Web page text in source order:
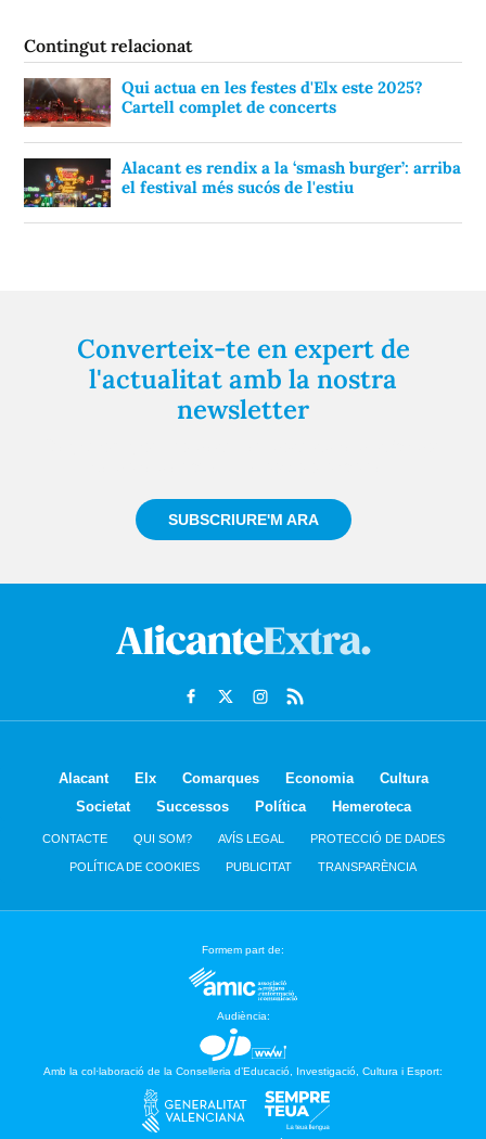
Contingut relacionat
Qui actua en les festes d'Elx este 2025?
Cartell complet de concerts
Alacant es rendix a la ‘smash burger’: arriba
el festival més sucós de l'estiu
Converteix-te en expert de
l'actualitat amb la nostra
newsletter
SUBSCRIURE'M ARA
Alacant Elx Comarques Economia
Cultura
Societat
Successos Política Hemeroteca
CONTACTE QUI SOM? AVÍS LEGAL PROTECCIÓ DE DADES
POLÍTICA DE COOKIES PUBLICITAT TRANSPARÈNCIA
Formem part de:
Audiència:
Amb la col·laboració de la Conselleria d’Educació, Investigació, Cultura i Esport: